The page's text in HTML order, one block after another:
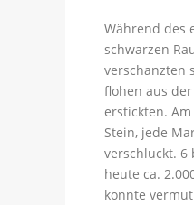
Während des
schwarzen
verschanzten
flohen aus
erstickten.
Stein, jede
verschluckt. 6
heute ca.
konnte